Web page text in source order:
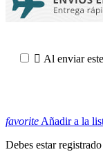
 Al enviar
favorite Añadir a la
Debes estar registrado